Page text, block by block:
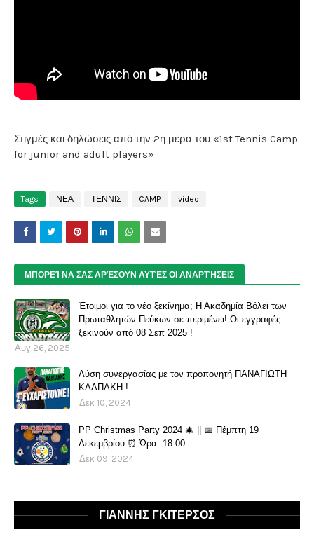
Στιγμές και δηλώσεις από την 2η μέρα του «1st Tennis Camp
for junior and adult players»
Tags ΝΕΑ ΤΕΝΝΙΣ CAMP video
ΜΠΟΡΕΊ ΝΑ ΣΑΣ ΑΡΈΣΟΥΝ ΑΥΤΈΣ ΟΙ ΑΝΑΡΤΉΣΕΙΣ
Έτοιμοι για το νέο ξεκίνημα; Η Ακαδημία Βόλεϊ των
Πρωταθλητών Πεύκων σε περιμένει! Οι εγγραφές
ξεκινούν από 08 Σεπ 2025 !
Αυγ 26, 2025
Λύση συνεργασίας με τον προπονητή ΠΑΝΑΓΙΩΤΗ
ΚΑΛΠΑΚΗ !
Δεκ 10, 2024
PP Christmas Party 2024 🎄 || 📅 Πέμπτη 19
Δεκεμβρίου ⏰ Ώρα: 18:00
Δεκ 09, 2024
ΓΙΑΝΝΗΣ ΓΚΙΤΕΡΣΟΣ